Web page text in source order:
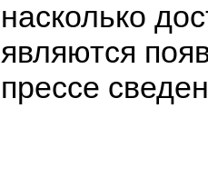
насколько
являются
прессе